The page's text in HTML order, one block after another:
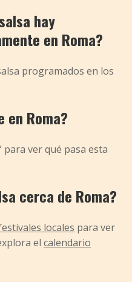
hay
en Roma?
programados en los
en Roma?
para ver qué pasa esta
cerca de Roma?
locales para ver
el calendario